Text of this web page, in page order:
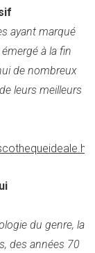
ayant marqué
à la fin
de nombreux
leurs meilleurs
du genre, la
des années 70